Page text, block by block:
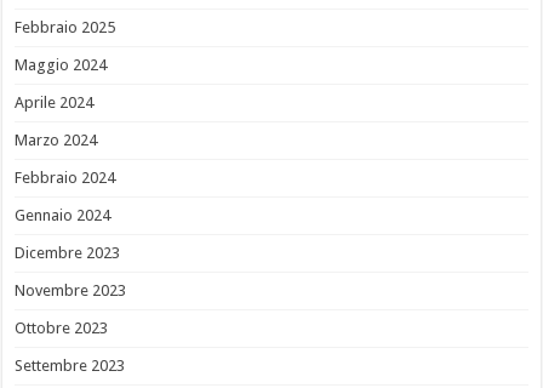
Febbraio 2025
Maggio 2024
Aprile 2024
Marzo 2024
Febbraio 2024
Gennaio 2024
Dicembre 2023
Novembre 2023
Ottobre 2023
Settembre 2023